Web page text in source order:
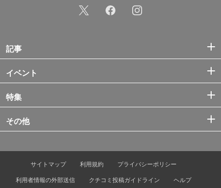
記事
イベント
特集
その他
サイトマップ 利用規約
プライバシーポリシー
利用者情報の外部送信
クチコミ投稿ガイドライン ヘルプ